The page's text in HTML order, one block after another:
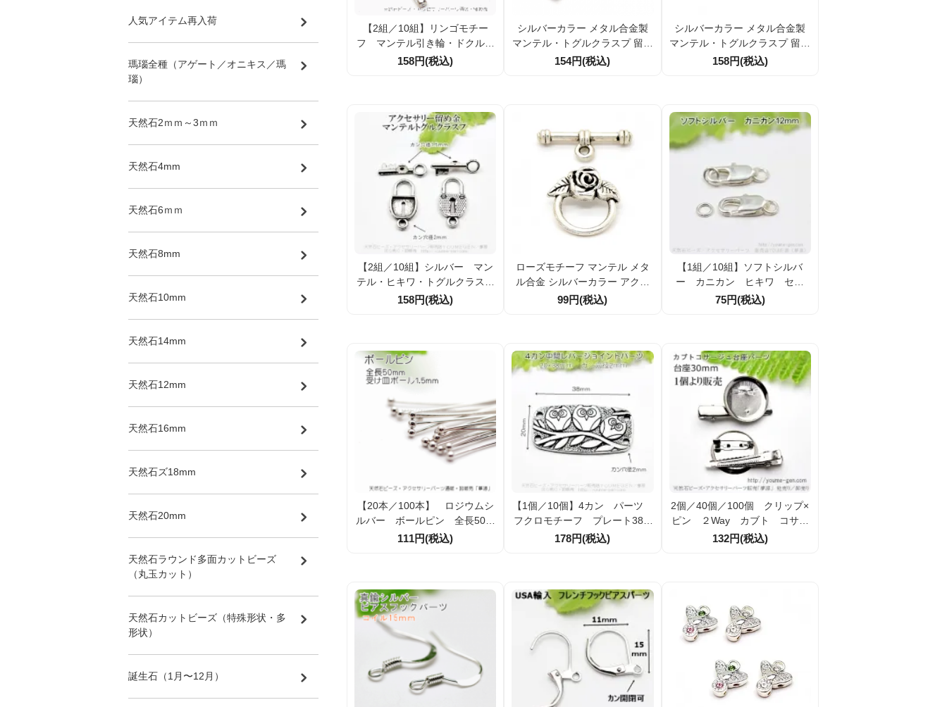
【2組／10組】リンゴモチー
フ マンテル引き輪・ドクルク
ラスプ留め金具パーツ シルバ
158円(税込)
シルバーカラー メタル合金製
マンテル・トグルクラスプ 留め
金具パーツ 丸型21mm バー21
154円(税込)
シルバーカラー メタル合金製
マンテル・トグルクラスプ 留め
金具パーツ 丸型22mm バー23
158円(税込)
【2組／10組】シルバー マン
テル・ヒキワ・トグルクラスプ
留め金具 鍵 輪22×11 （50
158円(税込)
ローズモチーフ マンテル メタ
ル合金 シルバーカラー アクセ
サリーパーツ（1セット／10セ
99円(税込)
【1組／10組】ソフトシルバ
ー カニカン ヒキワ セッ
ト 12mm （50510265）
75円(税込)
【20本／100本】 ロジウムシ
ルバー ボールピン 全長50ｍ
ｍ線径0.5ｍｍヘッド1.5ｍｍ
111円(税込)
【1個／10個】4カン パーツ
フクロモチーフ プレート38m
m×20mm シルバー銀古美
178円(税込)
2個／40個／100個 クリップ×
ピン ２Way カブト コサー
ジュ台座パーツ30ｍｍ ロジウ
132円(税込)
人気アイテム再入荷
瑪瑙全種（アゲート／オニキス／瑪
瑙）
天然石2ｍｍ～3ｍｍ
天然石4mm
天然石6ｍｍ
天然石8mm
天然石10mm
天然石14mm
天然石12mm
天然石16mm
天然石ズ18mm
天然石20mm
天然石ラウンド多面カットビーズ
（丸玉カット）
天然石カットビーズ（特殊形状・多
形状）
誕生石（1月〜12月）